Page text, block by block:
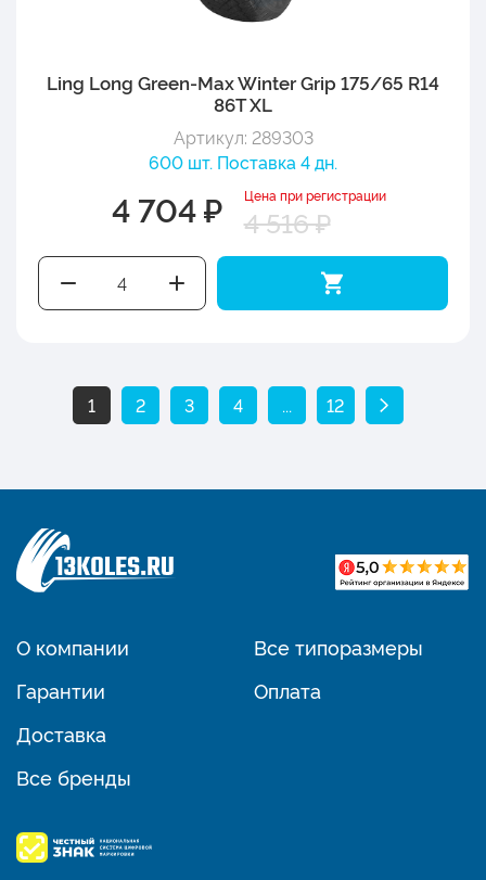
Ling Long Green-Max Winter Grip 175/65 R14
86T XL
Артикул: 289303
600 шт. Поставка 4 дн.
4 704 ₽ Цена при регистрации
4 516 ₽
1 2 3 4 ... 12
О компании
Гарантии
Доставка
Все бренды
Все типоразмеры
Оплата